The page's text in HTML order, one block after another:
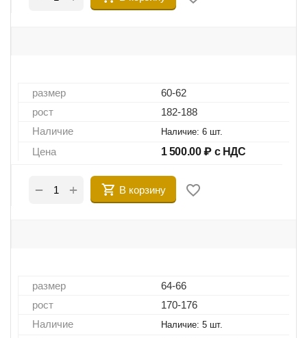
размер
60-62
рост
182-188
Наличие
Наличие: 6 шт.
Цена 1 500.00 ₽ с НДС
+
− В корзину
размер
64-66
рост
170-176
Наличие
Наличие: 5 шт.